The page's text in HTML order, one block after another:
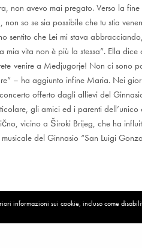
non avevo mai pregato. Verso la fine
so se sia possibile che tu stia
sentito che Lei mi stava
vita non è più la stessa”. Ella
venire a Medjugorje! Non ci sono
– ha aggiunto infine Maria. Nei
offerto dagli allievi del
gli amici ed i parenti
vicino a Široki Brijeg, che ha
del Ginnasio “San Luigi
informazioni sui cookie, incluso come